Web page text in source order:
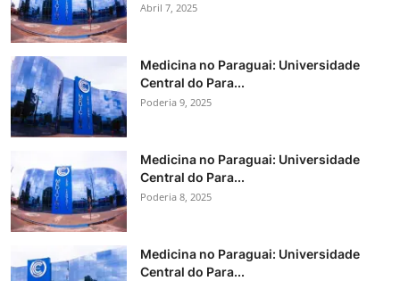
Abril 7, 2025
Medicina no Paraguai: Universidade
Central do Para...
Poderia 9, 2025
Medicina no Paraguai: Universidade
Central do Para...
Poderia 8, 2025
Medicina no Paraguai: Universidade
Central do Para...